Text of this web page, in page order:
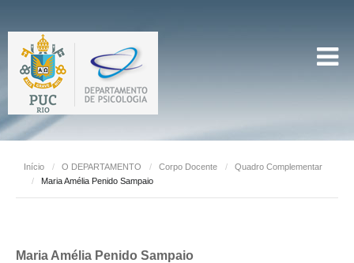
Início / O DEPARTAMENTO / Corpo Docente /
Quadro Complementar
/
Maria Amélia Penido Sampaio
Maria Amélia Penido Sampaio